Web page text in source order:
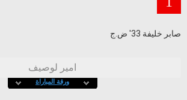
صابر خليفة 33' ض.ج
امير لوصيف
ورقة المباراة